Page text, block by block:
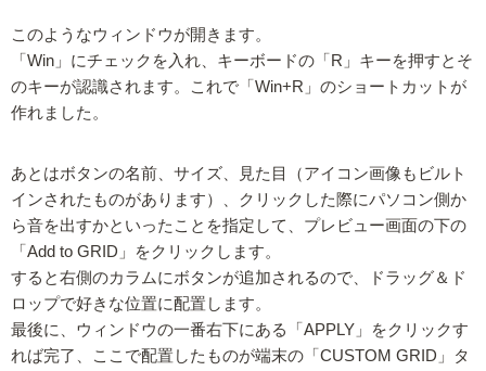
このようなウィンドウが開きます。
「Win」にチェックを入れ、キーボードの「R」キーを押すとそ
のキーが認識されます。これで「Win+R」のショートカットが
作れました。
あとはボタンの名前、サイズ、見た目（アイコン画像もビルト
インされたものがあります）、クリックした際にパソコン側か
ら音を出すかといったことを指定して、プレビュー画面の下の
「Add to GRID」をクリックします。
すると右側のカラムにボタンが追加されるので、ドラッグ＆ド
ロップで好きな位置に配置します。
最後に、ウィンドウの一番右下にある「APPLY」をクリックす
れば完了、ここで配置したものが端末の「CUSTOM GRID」タ